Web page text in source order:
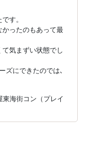
す。
かったのもあって最
気まずい状態でし
ズにできたのでは､
海街コン（プレイ